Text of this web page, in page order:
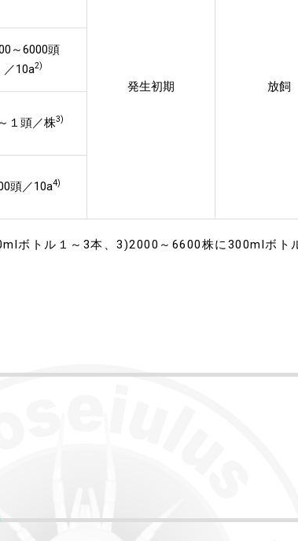
発生初期 放飼
～6000頭
／10a2)
１頭／株3)
頭／10a4)
ボトル１～3本、 3)2000～6600株に300mlボト